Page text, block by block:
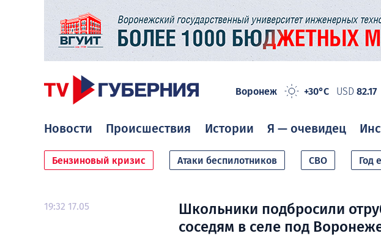
Воронеж +30°C USD 82.17
Новости Происшествия Истории Я — очевидец
Бензиновый кризис Атаки беспилотников СВО Год
19:32 17.05
Школьники подбросили
соседям в селе под